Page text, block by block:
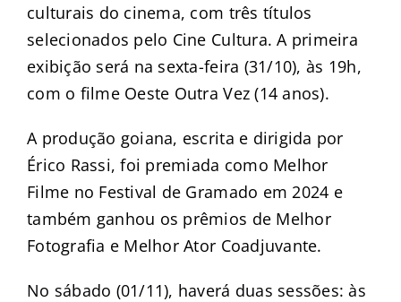
culturais do cinema, com três títulos
selecionados pelo Cine Cultura. A primeira
exibição será na sexta-feira (31/10), às 19h,
com o filme Oeste Outra Vez (14 anos).
A produção goiana, escrita e dirigida por
Érico Rassi, foi premiada como Melhor
Filme no Festival de Gramado em 2024 e
também ganhou os prêmios de Melhor
Fotografia e Melhor Ator Coadjuvante.
No sábado (01/11), haverá duas sessões: às